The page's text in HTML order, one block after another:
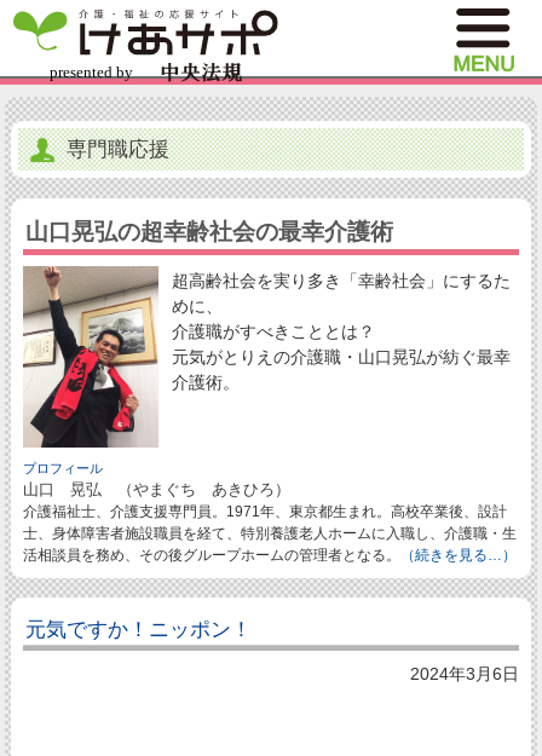
専門職応援
山口晃弘の超幸齢社会の最幸介護術
超高齢社会を実り多き「幸齢社会」にするた
めに、
介護職がすべきこととは？
元気がとりえの介護職・山口晃弘が紡ぐ最幸
介護術。
プロフィール
山口 晃弘 （やまぐち あきひろ）
介護福祉士、介護支援専門員。1971年、東京都生まれ。高校卒業後、設計
士、身体障害者施設職員を経て、特別養護老人ホームに入職し、介護職・生
活相談員を務め、その後グループホームの管理者となる。
（続きを見る…）
元気ですか！ニッポン！
2024年3月6日